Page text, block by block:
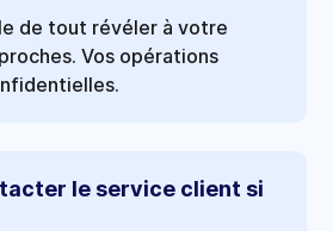
de tout révéler à votre
Vos opérations
le service client si